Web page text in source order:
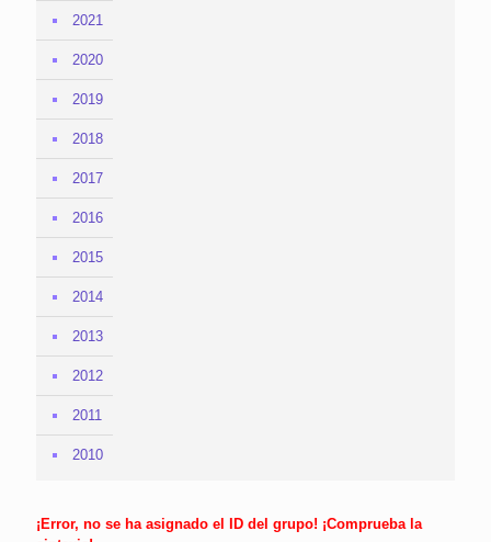
2021
2020
2019
2018
2017
2016
2015
2014
2013
2012
2011
2010
¡Error, no se ha asignado el ID del grupo! ¡Comprueba la